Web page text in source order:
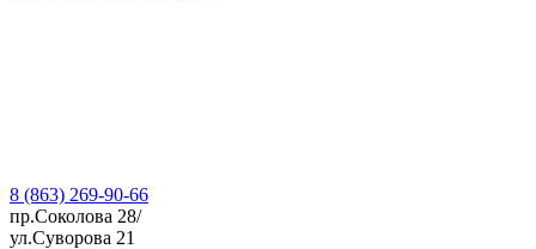
8 (863) 269-90-66
пр.Соколова 28/
ул.Суворова 21